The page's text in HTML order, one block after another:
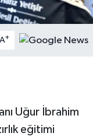
A+
Uğur İbrahim
eğitimi